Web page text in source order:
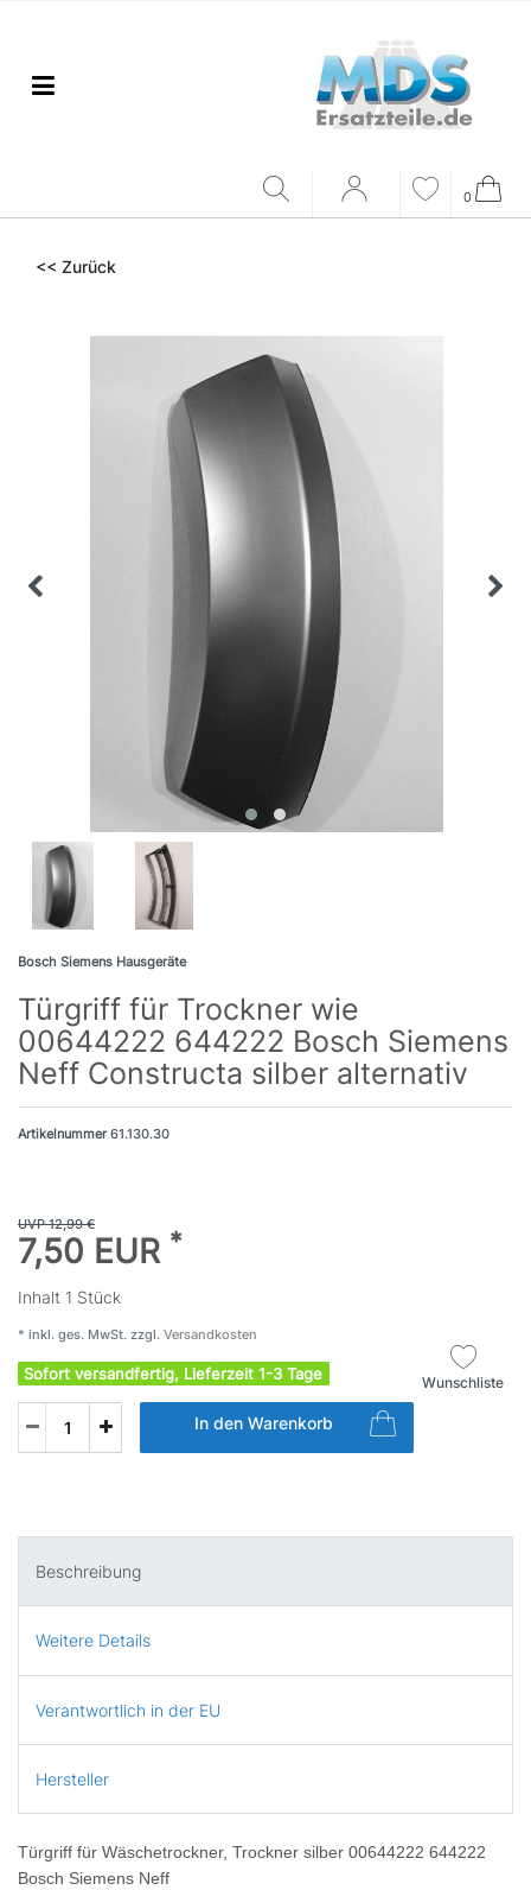
0
<< Zurück
Bosch Siemens Hausgeräte
Türgriff für Trockner wie
00644222 644222 Bosch Siemens
Neff Constructa silber alternativ
Artikelnummer61.130.30
UVP 12,99 €
7,50 EUR *
Inhalt 1 Stück
* inkl. ges. MwSt. zzgl. Versandkosten
Sofort versandfertig, Lieferzeit 1-3 Tage
In den Warenkorb
Wunschliste
Beschreibung
Weitere Details
Verantwortlich in der EU
Hersteller
Türgriff für Wäschetrockner, Trockner silber 00644222 644222
Bosch Siemens Neff